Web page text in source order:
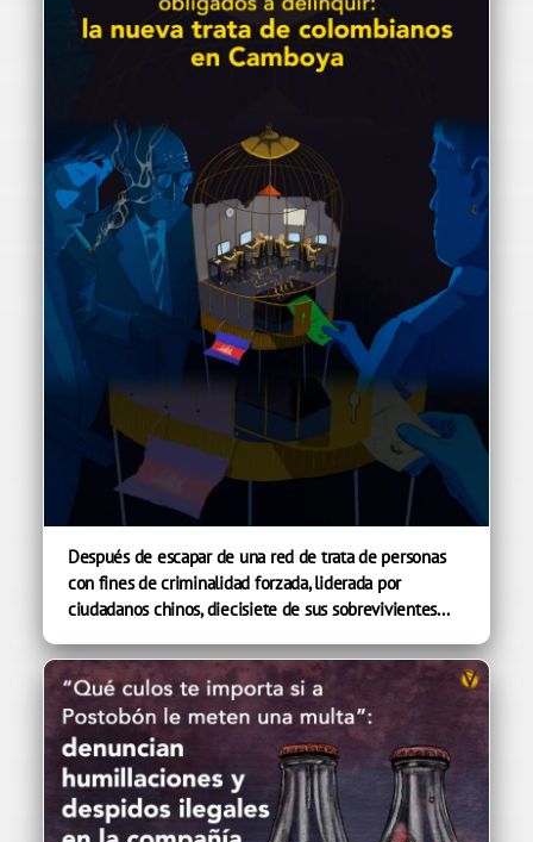
Después de escapar de una red de trata de personas
con fines de criminalidad forzada, liderada por
ciudadanos chinos, diecisiete de sus sobrevivientes...